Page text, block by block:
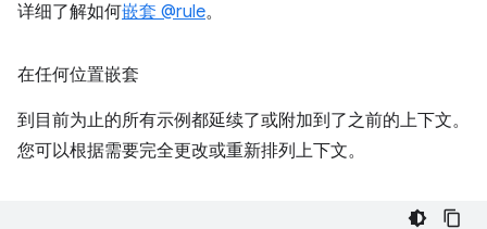
详细了解如何嵌套 @rule。
在任何位置嵌套
到目前为止的所有示例都延续了或附加到了之前的上下文。
您可以根据需要完全更改或重新排列上下文。